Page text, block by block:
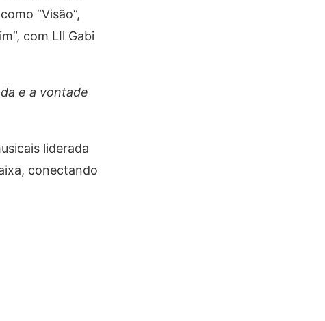
“Visão”,
com LIl Gabi
e a vontade
liderada
conectando